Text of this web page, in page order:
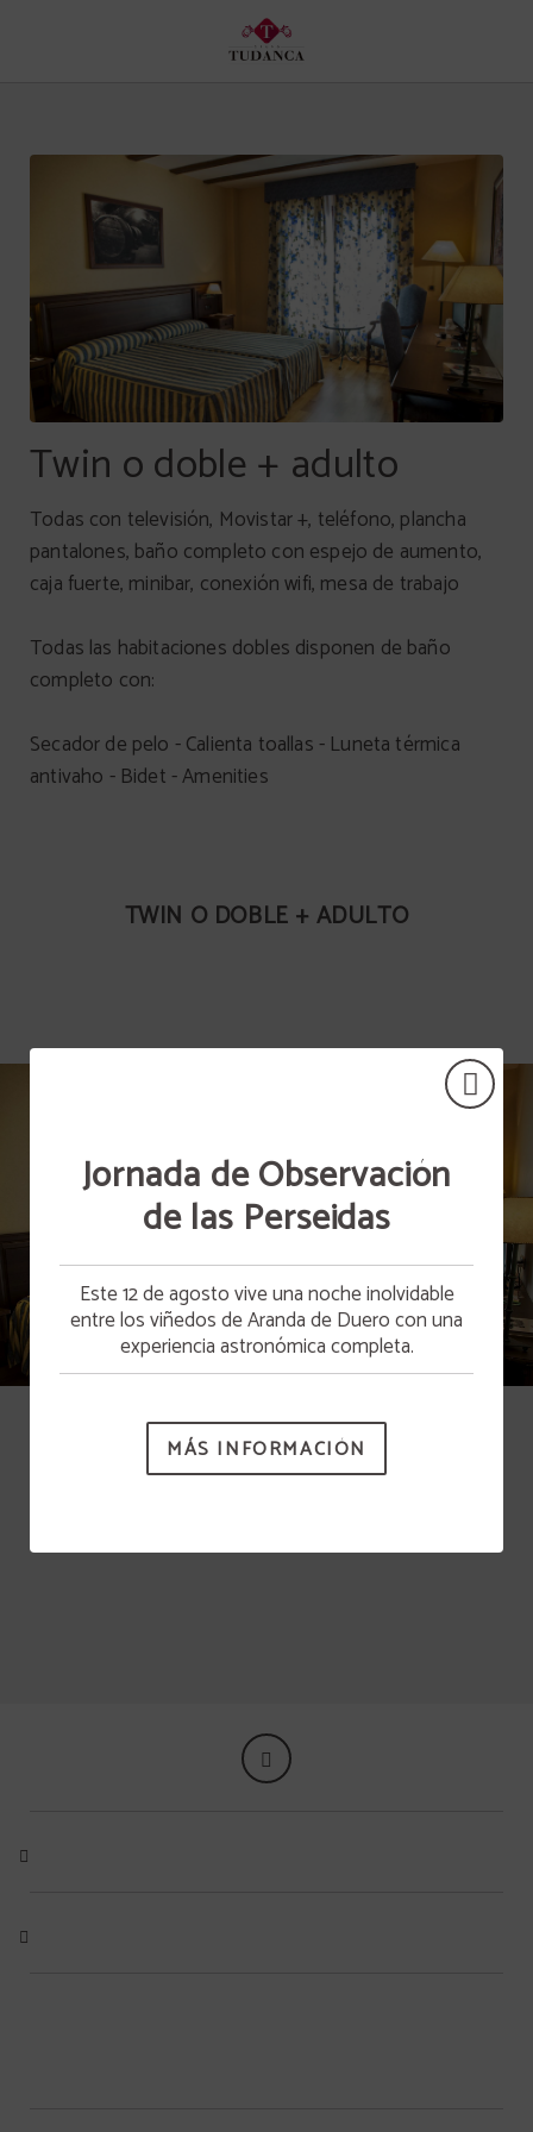
Twin o doble + adulto
Todas con televisión, Movistar +, teléfono, plancha
pantalones, baño completo con espejo de aumento,
caja fuerte, minibar, conexión wifi, mesa de trabajo
Todas las habitaciones dobles disponen de baño
completo con:
Secador de pelo - Calienta toallas - Luneta térmica
antivaho - Bidet - Amenities
TWIN O DOBLE + ADULTO
Twin o doble + adulto
Jornada de Observación
de las Perseidas
Este 12 de agosto vive una noche inolvidable
entre los viñedos de Aranda de Duero con una
experiencia astronómica completa.
MÁS INFORMACIÓN